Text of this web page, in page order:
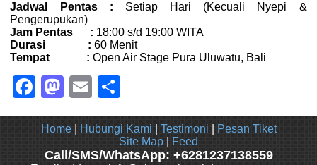
Jadwal Pentas : Setiap Hari (Kecuali Nyepi &
Pengerupukan)
Jam Pentas : 18:00 s/d 19:00 WITA
Durasi : 60 Menit
Tempat : Open Air Stage Pura Uluwatu, Bali
Facebook
Mastodon
Email
Home| Hubungi Kami Testimoni
Pesan Tiket
Site Map
Feed
Call/SMS/WhatsApp: +6281237138559